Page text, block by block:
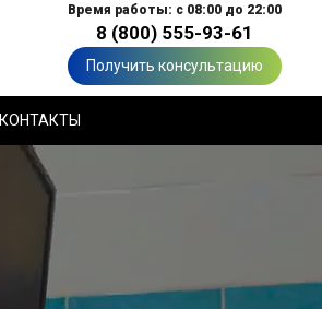
Время работы: с 08:00 до 22:00
8 (800) 555-93-61
Получить консультацию
КОНТАКТЫ